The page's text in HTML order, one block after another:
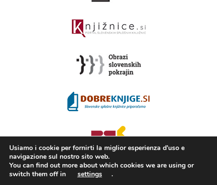
2008 - 2026 ©KAMRA, Production: TrueCAD d.o.o.
Usiamo i cookie per fornirti la miglior esperienza d'uso e
navigazione sul nostro sito web.
You can find out more about which cookies we are using or
switch them off in
settings .